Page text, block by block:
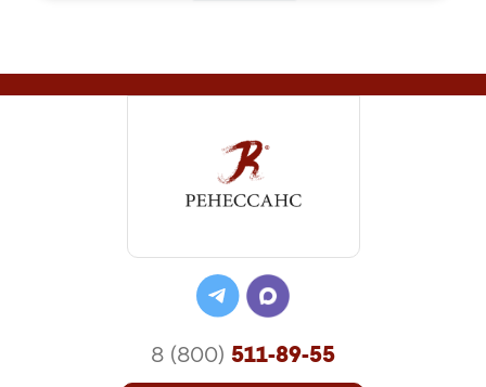
8 (800) 511-89-55